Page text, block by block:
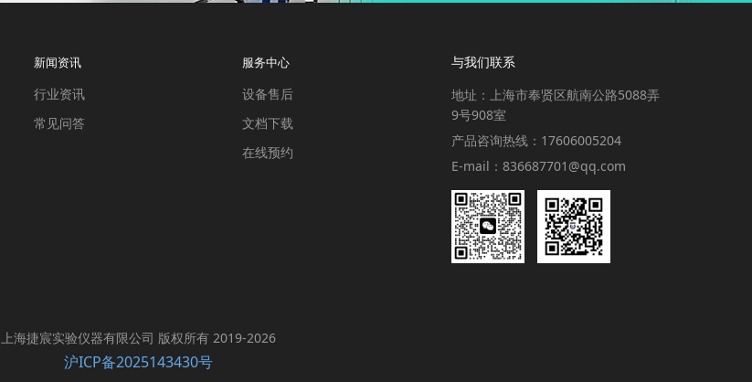
新闻资讯
行业资讯
常见问答
服务中心
设备售后
文档下载
在线预约
与我们联系
地址：上海市奉贤区航南公路5088弄
9号908室
产品咨询热线：17606005204
E-mail：836687701@qq.com
上海捷宸实验仪器有限公司 版权所有 2019-2026
沪ICP备2025143430号